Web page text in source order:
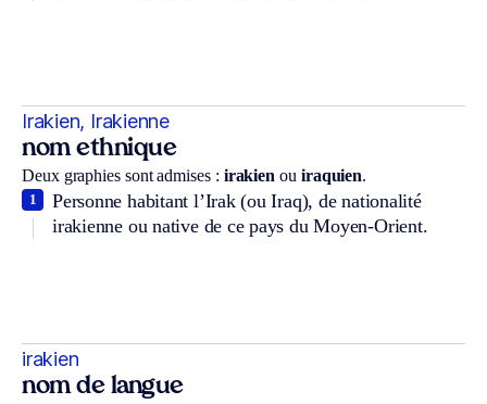
Irakien, Irakienne
nom ethnique
Deux graphies sont admises : irakien ou iraquien.
Personne habitant l’Irak (ou Iraq), de nationalité
irakienne ou native de ce pays du Moyen-Orient.
1
irakien
nom de langue